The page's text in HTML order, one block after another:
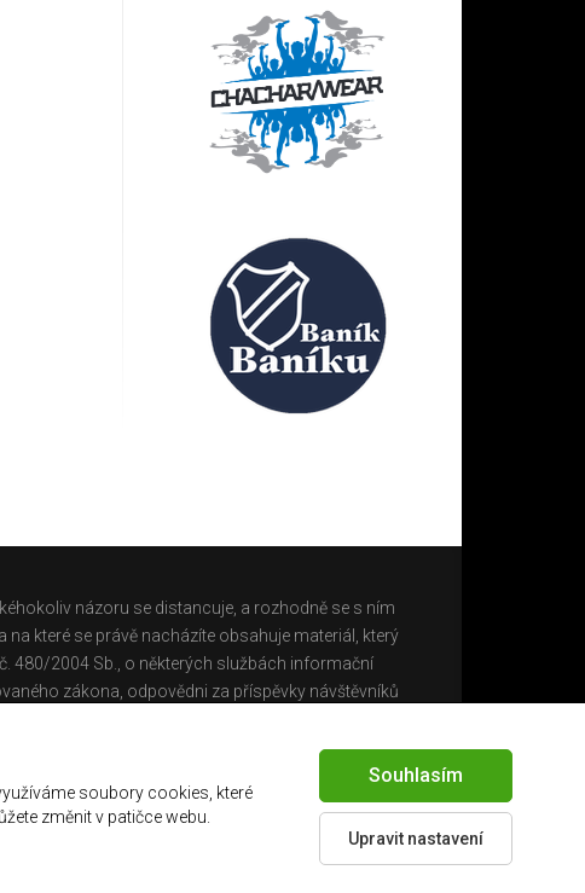
názoru se distancuje, a rozhodně se s ním
které se právě nacházíte obsahuje materiál, který
480/2004 Sb., o některých službách informační
zákona, odpovědni za příspěvky návštěvníků
Created by
soubory cookies, které
změnit v patičce webu.
Souhlasím
Upravit nastavení